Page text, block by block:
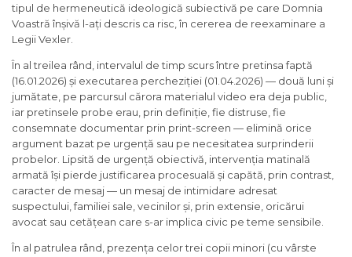
tipul de hermeneutică ideologică subiectivă pe care Domnia
Voastră înșivă l-ați descris ca risc, în cererea de reexaminare a
Legii Vexler.
În al treilea rând, intervalul de timp scurs între pretinsa faptă
(16.01.2026) și executarea percheziției (01.04.2026) — două luni și
jumătate, pe parcursul cărora materialul video era deja public,
iar pretinsele probe erau, prin definiție, fie distruse, fie
consemnate documentar prin print-screen — elimină orice
argument bazat pe urgență sau pe necesitatea surprinderii
probelor. Lipsită de urgență obiectivă, intervenția matinală
armată își pierde justificarea procesuală și capătă, prin contrast,
caracter de mesaj — un mesaj de intimidare adresat
suspectului, familiei sale, vecinilor și, prin extensie, oricărui
avocat sau cetățean care s-ar implica civic pe teme sensibile.
În al patrulea rând, prezența celor trei copii minori (cu vârste